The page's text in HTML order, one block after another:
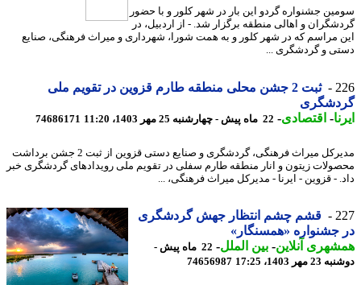
جشنواره گردو این بار در شهر کلور و با حضور
و اهالی منطقه برگزار شد. - از اردبیل، در
مراسم که در شهر کلور و به همت شورا، شهرداری و میراث فرهنگی، صنایع
و گردشگری ...
ثبت 2 جشن محلی منطقه طارم قزوین در تقویم ملی
-اقتصادی-22 ماه پیش - چهارشنبه 25 مهر 1403، 11:20 74686171
مدیرکل میراث فرهنگی، گردشگری و صنایع دستی قزوین از ثبت 2 جشن برداشت
زیتون و انار منطقه طارم سفلی در تقویم ملی رویدادهای گردشگری خبر
- قزوین - ایرنا - مدیرکل میراث فرهنگی، ...
قشم چشم انتظار جهش گردشگری
جشنواره «همسنگار»
آنلاین-بین الملل-
22 ماه پیش -
1403، 17:25
74656987